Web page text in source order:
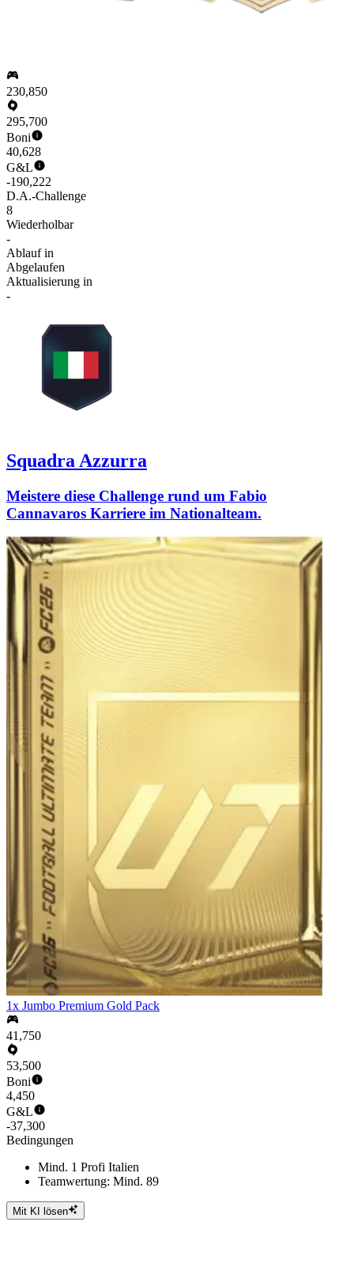
230,850
295,700
Boni
40,628
G&L
-190,222
D.A.-Challenge
8
Wiederholbar
-
Ablauf in
Abgelaufen
Aktualisierung in
-
Squadra Azzurra
Meistere diese Challenge rund um Fabio
Cannavaros Karriere im Nationalteam.
1x Jumbo Premium Gold Pack
41,750
53,500
Boni
4,450
G&L
-37,300
Bedingungen
Mind. 1 Profi Italien
Teamwertung: Mind. 89
Mit KI lösen